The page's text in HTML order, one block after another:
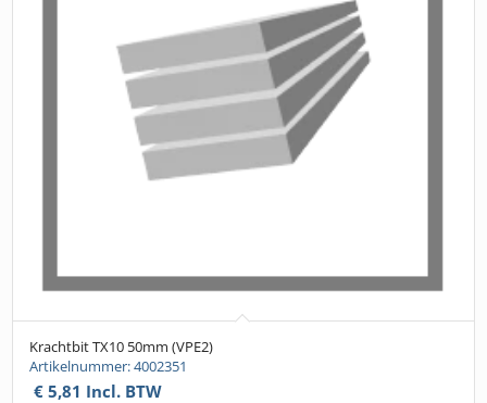
Krachtbit TX10 50mm (VPE2)
Artikelnummer: 4002351
€ 5,81 Incl. BTW